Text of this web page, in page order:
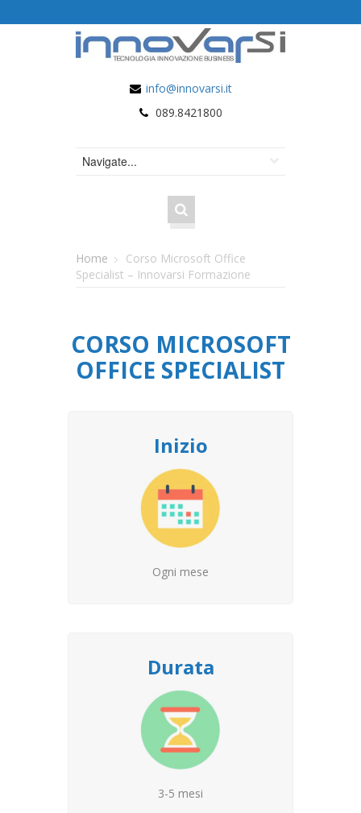
info@innovarsi.it
089.8421800
Home
Corso Microsoft Office
Specialist – Innovarsi Formazione
CORSO MICROSOFT
OFFICE SPECIALIST
Inizio
Ogni mese
Durata
3-5 mesi